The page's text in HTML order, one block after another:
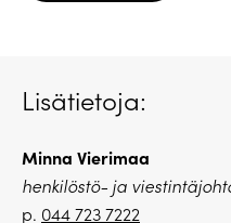
Lisätietoja:
Minna Vierimaa
henkilöstö- ja
p. 044 723 7222